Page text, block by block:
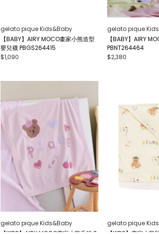
gelato pique Kids&Baby
【BABY】AIRY MOCO畫家小熊造型
嬰兒襪 PBGS264415
$1,090
gelato pique
【BABY】AIRY
PBNT264464
$2,380
gelato pique Kids&Baby
gelato pique